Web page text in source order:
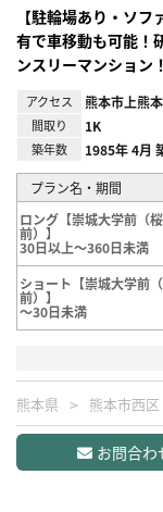
【駐輪場あり・ソ
有で車移動も可能！
ンスリーマンション！
アクセス 熊本市上熊
間取り 1K
築年数 1985年 4月
プラン名・期間
ロング【崇城大学前（
前）】
30日以上～360日未満
ショート【崇城大学前
前）】
～30日未満
熊本県 熊本市西区
お問合わ